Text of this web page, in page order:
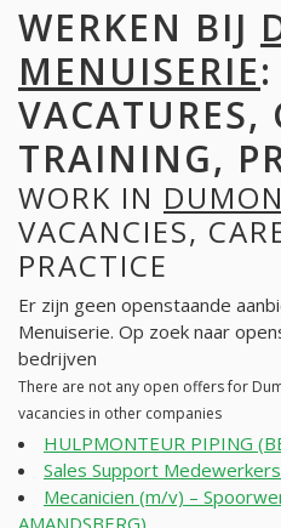
WERKEN BIJ
MENUISERIE:
VACATURES,
TRAINING,
WORK IN
VACANCIES,
PRACTICE
Er zijn geen openstaande
Menuiserie. Op zoek naar
bedrijven
There are not any open offers for
vacancies in other companies
HULPMONTEUR PIPING
Sales Support Medewerkers
Mecanicien (m/v) –